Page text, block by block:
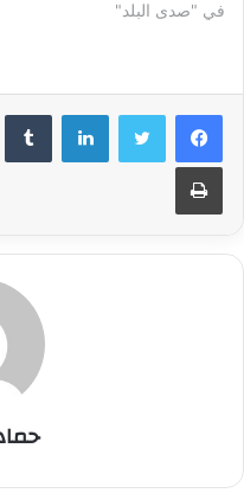
في "صدى البلد"
لينكدإن
طباعة